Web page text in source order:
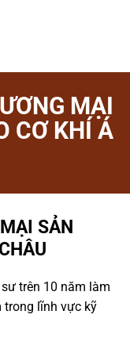
MẠI
CƠ KHÍ Á
SẢN
trên 10 năm làm
trong lĩnh vực kỹ